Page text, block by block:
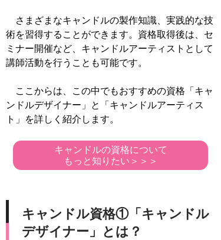
さまざまなキャンドルの製作知識、実践的な技
術を習得することができます。資格取得後は、セ
ミナー開催など、キャンドルアーティストとして
講師活動を行うことも可能です。
ここからは、この中でもおすすめの資格「キャ
ンドルデザイナー」と「キャンドルアーティス
ト」を詳しく紹介します。
キャンドルの資格について
もっと知りたい＞＞＞
キャンドル資格①「キャンドル
デザイナー」とは？